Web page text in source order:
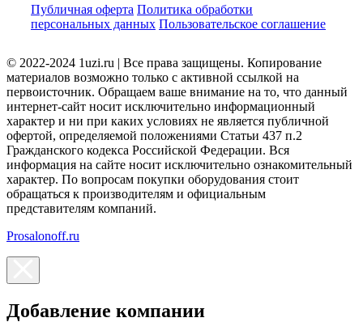
Публичная оферта Политика обработки
персональных данных Пользовательское соглашение
© 2022-2024 1uzi.ru | Все права защищены. Копирование
материалов возможно только с активной ссылкой на
первоисточник. Обращаем ваше внимание на то, что данный
интернет-сайт носит исключительно информационный
характер и ни при каких условиях не является публичной
офертой, определяемой положениями Статьи 437 п.2
Гражданского кодекса Российской Федерации. Вся
информация на сайте носит исключительно ознакомительный
характер. По вопросам покупки оборудования стоит
обращаться к производителям и официальным
представителям компаний.
Prosalonoff.ru
Добавление компании